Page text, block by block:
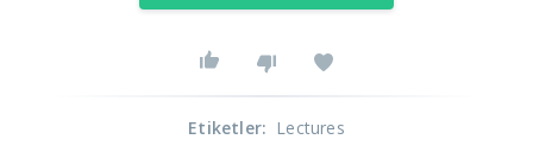
Etiketler: Lectures